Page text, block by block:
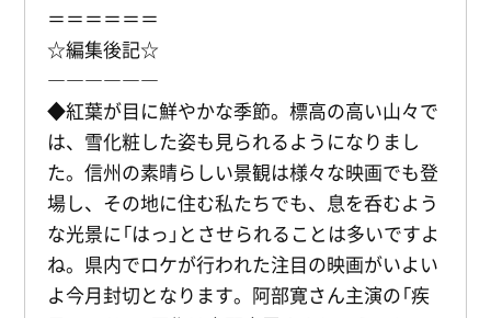
＝＝＝＝＝＝
☆編集後記☆
――――――
◆紅葉が目に鮮やかな季節。標高の高い山々で
は、雪化粧した姿も見られるようになりまし
た。信州の素晴らしい景観は様々な映画でも登
場し、その地に住む私たちでも、息を呑むよう
な光景に「はっ」とさせられることは多いですよ
ね。県内でロケが行われた注目の映画がいよい
よ今月封切となります。阿部寛さん主演の「疾